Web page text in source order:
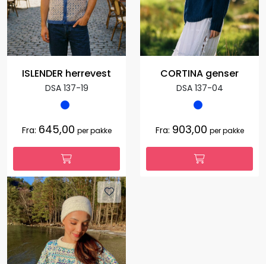
ISLENDER herrevest
DSA 137-19
Fra: 645,00 per pakke
CORTINA genser
DSA 137-04
Fra: 903,00 per pakke